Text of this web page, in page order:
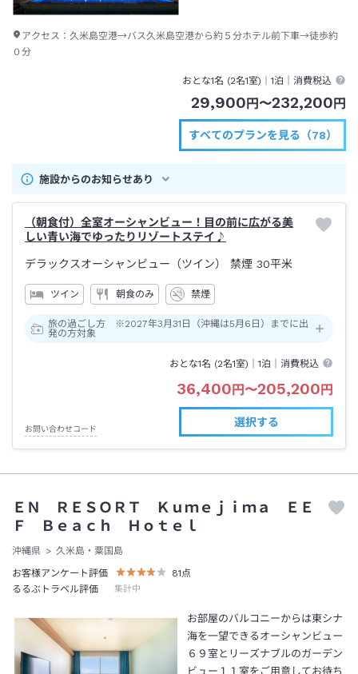
アクセス： 久米島空港→バス久米島空港から約５分ホテル前下車→徒歩約
０分
おとな1名 (2名1室)｜1泊 ｜消費税込
29,900 円 〜232,200 円
すべてのプランを見る（78）
施設からのお知らせあり
（朝食付）全室オーシャンビュー！目の前に広がる美
しい青い海でゆったりリゾートステイ♪
デラックスオーシャンビュー（ツイン） 禁煙 30平米
ツイン 朝食のみ 禁煙
旅の過ごし方 ※2027年3月31日（沖縄は5月6日）までに出
発の方対象
おとな1名 (2名1室)｜1泊 ｜消費税込
36,400 円 〜205,200 円
お問い合わせコード
選択する
ＥＮ ＲＥＳＯＲＴ Ｋｕｍｅｊｉｍａ ＥＥ
Ｆ Ｂｅａｃｈ Ｈｏｔｅｌ
沖縄県
久米島・粟国島
お客様アンケート評価
81 点
るるぶトラベル評価
集計中
お部屋のバルコニーからは東シナ
海を一望できるオーシャンビュー
６９室とリーズナブルのガーデン
ビュー１１室をご用意してお待ち